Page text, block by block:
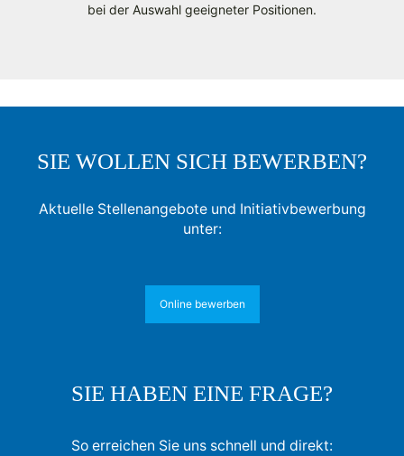
bei der Auswahl geeigneter Positionen.
SIE WOLLEN SICH BEWERBEN?
Aktuelle Stellenangebote und Initiativbewerbung
unter:
Online bewerben
SIE HABEN EINE FRAGE?
So erreichen Sie uns schnell und direkt: